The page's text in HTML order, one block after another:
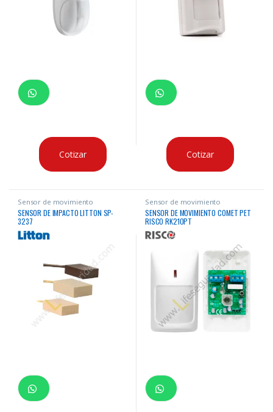
Cotizar Cotizar
Sensor de movimiento
SENSOR DE IMPACTO LITTON SP-
3237
Sensor de movimiento
SENSOR DE MOVIMIENTO COMET PET
RISCO RK210PT